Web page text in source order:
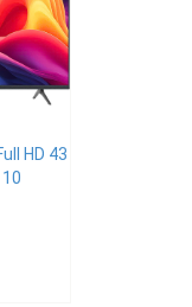
HD 43